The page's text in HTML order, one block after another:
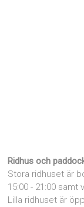
Ridhus och
Stora ridhuset är
15:00 - 21:00 samt
Lilla ridhuset är